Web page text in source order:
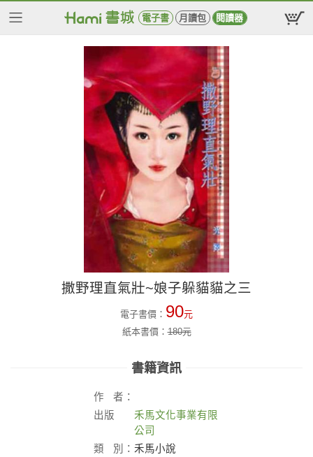
電子書 月讀包 閱讀器
撒野理直氣壯~娘子躲貓貓之三
電子書價： 90元
紙本書價：180元
書籍資訊
作
者：
出版
禾馬文化事業有限
公司
類
別： 禾馬小說